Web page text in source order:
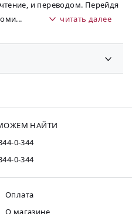
и переводом. Перейдя
... читать далее
НАЙТИ
0-344
0-344
Оплата
О магазине